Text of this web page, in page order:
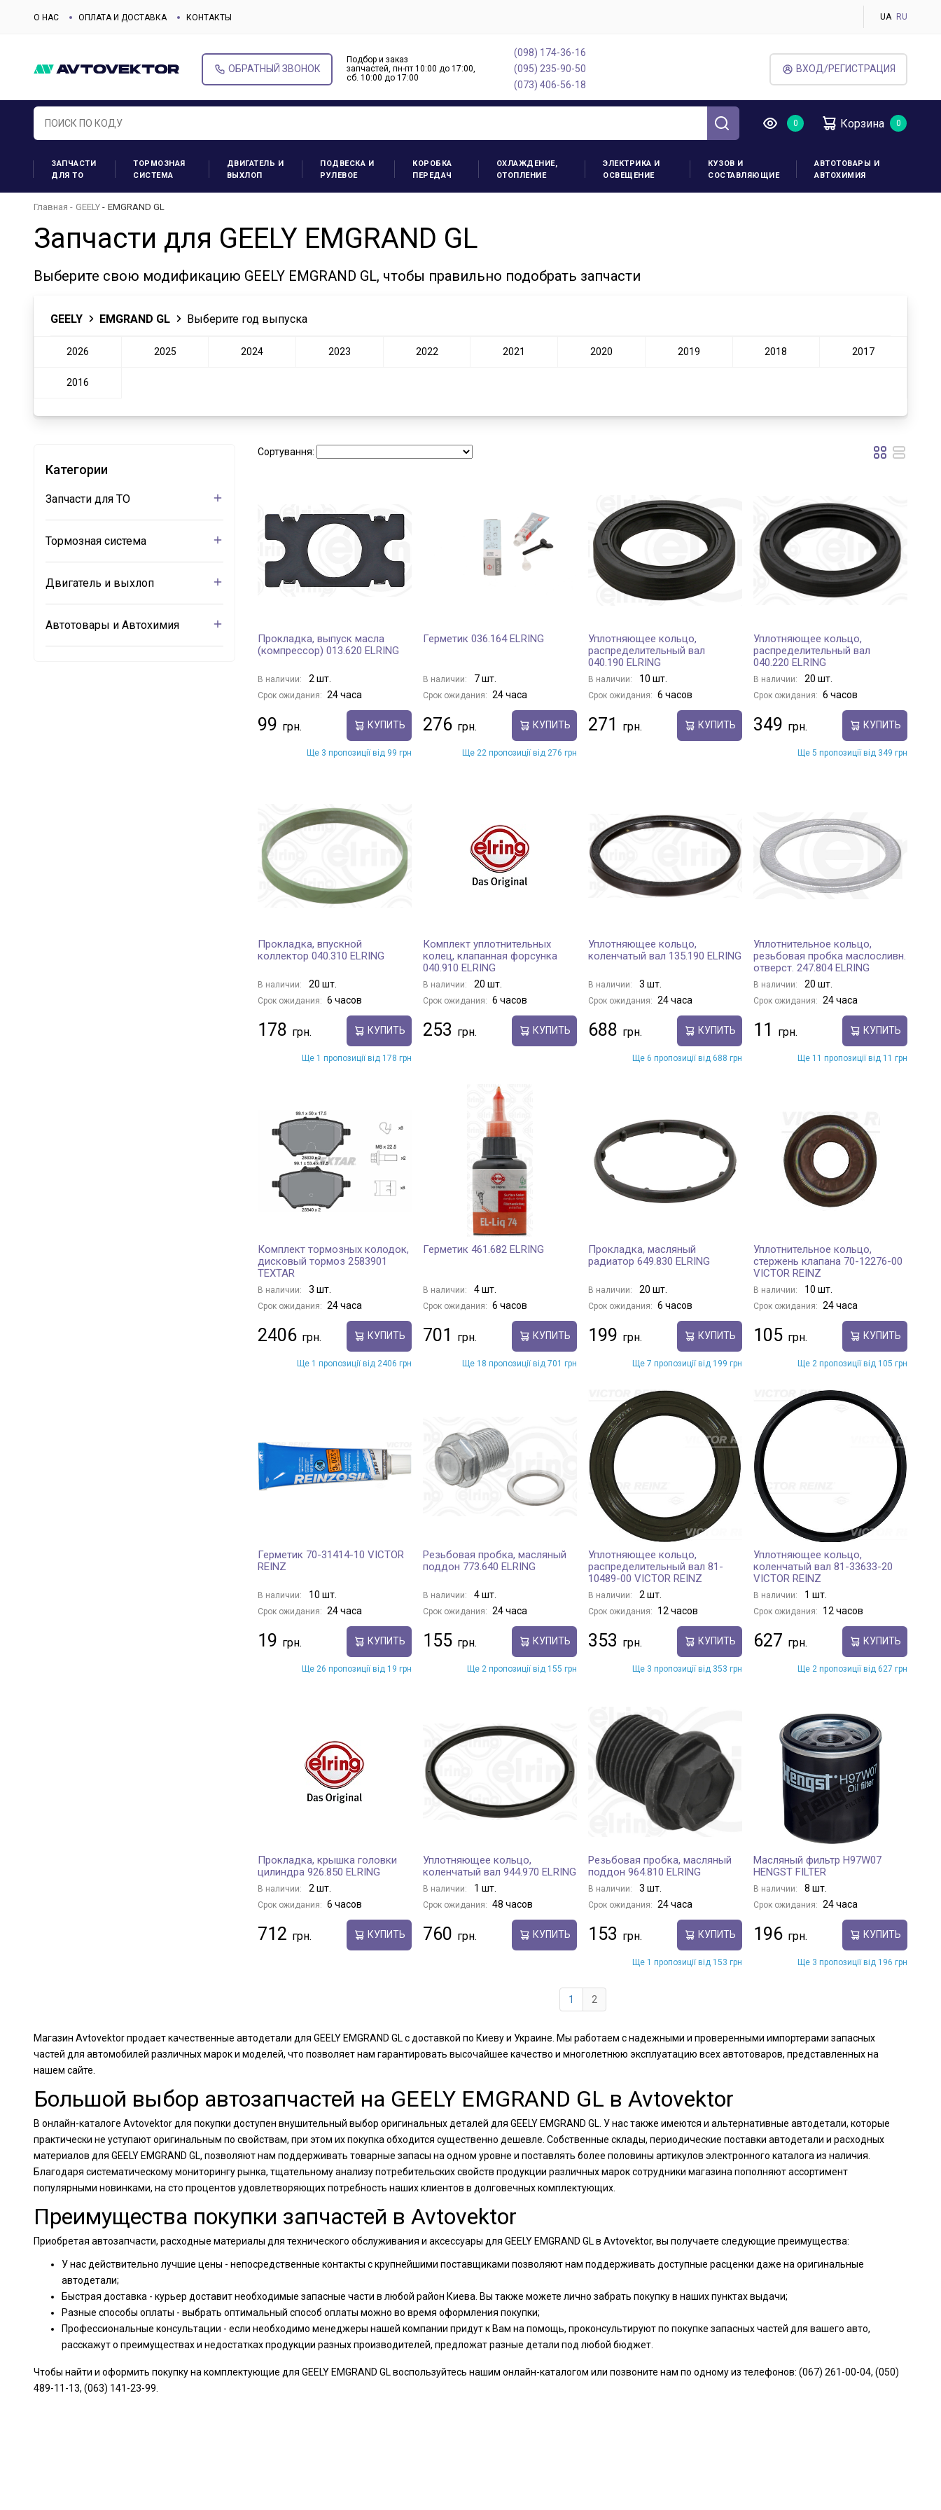
О НАС ОПЛАТА И ДОСТАВКА КОНТАКТЫ UA RU
ОБРАТНЫЙ ЗВОНОК
Подбор и заказ
запчастей, пн-пт 10:00 до 17:00,
cб. 10:00 до 17:00
(098) 174-36-16
(095) 235-90-50
(073) 406-56-18
ВХОД/РЕГИСТРАЦИЯ
Корзина
ЗАПЧАСТИ
ДЛЯ ТО
ТОРМОЗНАЯ
СИСТЕМА
ДВИГАТЕЛЬ И
ВЫХЛОП
ПОДВЕСКА И
РУЛЕВОЕ
КОРОБКА
ПЕРЕДАЧ
ОХЛАЖДЕНИЕ,
ОТОПЛЕНИЕ
ЭЛЕКТРИКА И
ОСВЕЩЕНИЕ
КУЗОВ И
СОСТАВЛЯЮЩИЕ
АВТОТОВАРЫ И
АВТОХИМИЯ
Главная GEELY EMGRAND GL
Запчасти для GEELY EMGRAND GL
Выберите свою модификацию GEELY EMGRAND GL, чтобы правильно подобрать запчасти
GEELY EMGRAND GL Выберите год выпуска
2026 2025 2024 2023 2022 2021 2020 2019 2018 2017
2016
Категории
Запчасти для ТО
Тормозная система
Двигатель и выхлоп
Автотовары и Автохимия
Сортування:
Прокладка, выпуск масла
(компрессор) 013.620 ELRING
В наличии: 2 шт.
Срок ожидания: 24 часа
99 КУПИТЬ
Ще 3 пропозиції від 99 грн
Герметик 036.164 ELRING
В наличии: 7 шт.
Срок ожидания: 24 часа
276 КУПИТЬ
Ще 22 пропозиції від 276 грн
Уплотняющее кольцо,
распределительный вал
040.190 ELRING
В наличии: 10 шт.
Срок ожидания: 6 часов
271 КУПИТЬ
Уплотняющее кольцо,
распределительный вал
040.220 ELRING
В наличии: 20 шт.
Срок ожидания: 6 часов
349 КУПИТЬ
Ще 5 пропозиції від 349 грн
Прокладка, впускной
коллектор 040.310 ELRING
В наличии: 20 шт.
Срок ожидания: 6 часов
178 КУПИТЬ
Ще 1 пропозиції від 178 грн
Комплект уплотнительных
колец, клапанная форсунка
040.910 ELRING
В наличии: 20 шт.
Срок ожидания: 6 часов
253 КУПИТЬ
Уплотняющее кольцо,
коленчатый вал 135.190 ELRING
В наличии: 3 шт.
Срок ожидания: 24 часа
688 КУПИТЬ
Ще 6 пропозиції від 688 грн
Уплотнительное кольцо,
резьбовая пробка маслосливн.
отверст. 247.804 ELRING
В наличии: 20 шт.
Срок ожидания: 24 часа
11 КУПИТЬ
Ще 11 пропозиції від 11 грн
Комплект тормозных колодок,
дисковый тормоз 2583901
TEXTAR
В наличии: 3 шт.
Срок ожидания: 24 часа
2406 КУПИТЬ
Ще 1 пропозиції від 2406 грн
Герметик 461.682 ELRING
В наличии: 4 шт.
Срок ожидания: 6 часов
701 КУПИТЬ
Ще 18 пропозиції від 701 грн
Прокладка, масляный
радиатор 649.830 ELRING
В наличии: 20 шт.
Срок ожидания: 6 часов
199 КУПИТЬ
Ще 7 пропозиції від 199 грн
Уплотнительное кольцо,
стержень клапана 70-12276-00
VICTOR REINZ
В наличии: 10 шт.
Срок ожидания: 24 часа
105 КУПИТЬ
Ще 2 пропозиції від 105 грн
Герметик 70-31414-10 VICTOR
REINZ
В наличии: 10 шт.
Срок ожидания: 24 часа
19 КУПИТЬ
Ще 26 пропозиції від 19 грн
Резьбовая пробка, масляный
поддон 773.640 ELRING
В наличии: 4 шт.
Срок ожидания: 24 часа
155 КУПИТЬ
Ще 2 пропозиції від 155 грн
Уплотняющее кольцо,
распределительный вал 81-
10489-00 VICTOR REINZ
В наличии: 2 шт.
Срок ожидания: 12 часов
353 КУПИТЬ
Ще 3 пропозиції від 353 грн
Уплотняющее кольцо,
коленчатый вал 81-33633-20
VICTOR REINZ
В наличии: 1 шт.
Срок ожидания: 12 часов
627 КУПИТЬ
Ще 2 пропозиції від 627 грн
Прокладка, крышка головки
цилиндра 926.850 ELRING
В наличии: 2 шт.
Срок ожидания: 6 часов
712 КУПИТЬ
Уплотняющее кольцо,
коленчатый вал 944.970 ELRING
В наличии: 1 шт.
Срок ожидания: 48 часов
760 КУПИТЬ
Резьбовая пробка, масляный
поддон 964.810 ELRING
В наличии: 3 шт.
Срок ожидания: 24 часа
153 КУПИТЬ
Ще 1 пропозиції від 153 грн
Масляный фильтр H97W07
HENGST FILTER
В наличии: 8 шт.
Срок ожидания: 24 часа
196 КУПИТЬ
Ще 3 пропозиції від 196 грн
1 2
Магазин Avtovektor продает качественные автодетали для GEELY EMGRAND GL с доставкой по Киеву и Украине. Мы работаем с надежными и проверенными импортерами запасных
частей для автомобилей различных марок и моделей, что позволяет нам гарантировать высочайшее качество и многолетнюю эксплуатацию всех автотоваров, представленных на
нашем сайте.
Большой выбор автозапчастей на GEELY EMGRAND GL в Avtovektor
В онлайн-каталоге Avtovektor для покупки доступен внушительный выбор оригинальных деталей для GEELY EMGRAND GL. У нас также имеются и альтернативные автодетали, которые
практически не уступают оригинальным по свойствам, при этом их покупка обходится существенно дешевле. Собственные склады, периодические поставки автодетали и расходных
материалов для GEELY EMGRAND GL, позволяют нам поддерживать товарные запасы на одном уровне и поставлять более половины артикулов электронного каталога из наличия.
Благодаря систематическому мониторингу рынка, тщательному анализу потребительских свойств продукции различных марок сотрудники магазина пополняют ассортимент
популярными новинками, на сто процентов удовлетворяющих потребность наших клиентов в долговечных комплектующих.
Преимущества покупки запчастей в Avtovektor
Приобретая автозапчасти, расходные материалы для технического обслуживания и аксессуары для GEELY EMGRAND GL в Avtovektor, вы получаете следующие преимущества:
У нас действительно лучшие цены - непосредственные контакты с крупнейшими поставщиками позволяют нам поддерживать доступные расценки даже на оригинальные
автодетали;
Быстрая доставка - курьер доставит необходимые запасные части в любой район Киева. Вы также можете лично забрать покупку в наших пунктах выдачи;
Разные способы оплаты - выбрать оптимальный способ оплаты можно во время оформления покупки;
Профессиональные консультации - если необходимо менеджеры нашей компании придут к Вам на помощь, проконсультируют по покупке запасных частей для вашего авто,
расскажут о преимуществах и недостатках продукции разных производителей, предложат разные детали под любой бюджет.
Чтобы найти и оформить покупку на комплектующие для GEELY EMGRAND GL воспользуйтесь нашим онлайн-каталогом или позвоните нам по одному из телефонов: (067) 261-00-04, (050)
489-11-13, (063) 141-23-99.